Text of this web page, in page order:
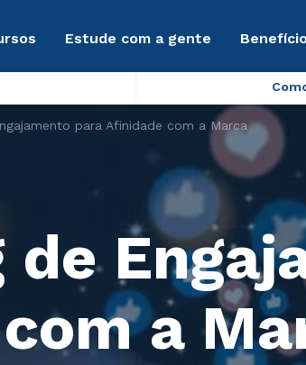
Estude com a gente
para Afinidade com a Marca
a